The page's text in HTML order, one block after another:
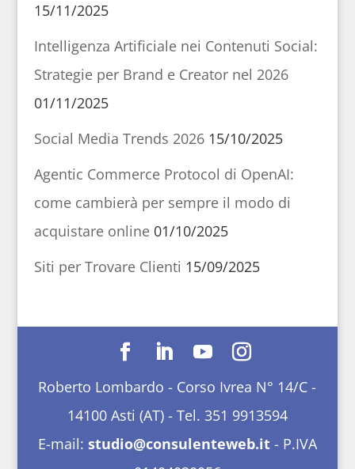
15/11/2025
Intelligenza Artificiale nei Contenuti Social:
Strategie per Brand e Creator nel 2026
01/11/2025
Social Media Trends 2026 15/10/2025
Agentic Commerce Protocol di OpenAI:
come cambierà per sempre il modo di
acquistare online 01/10/2025
Siti per Trovare Clienti 15/09/2025
Roberto Lombardo - Corso Ivrea N° 14/C -
14100 Asti (AT) - Tel. 351 9913594
E-mail: studio@consulenteweb.it- P.IVA